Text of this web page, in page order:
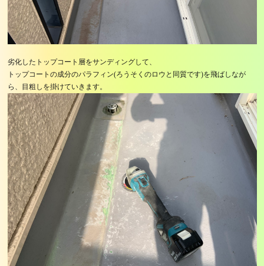
劣化したトップコート層をサンディングして、
トップコートの成分のパラフィン(ろうそくのロウと同質です)を飛ばしなが
ら、目粗しを掛けていきます。